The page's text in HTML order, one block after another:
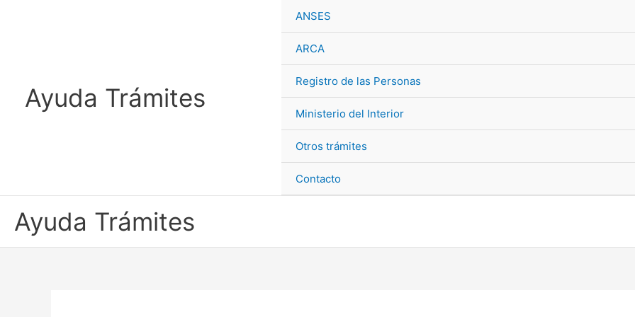
Ayuda Trámites
ANSES
ARCA
Registro de las Personas
Ministerio del Interior
Otros trámites
Contacto
Ayuda Trámites